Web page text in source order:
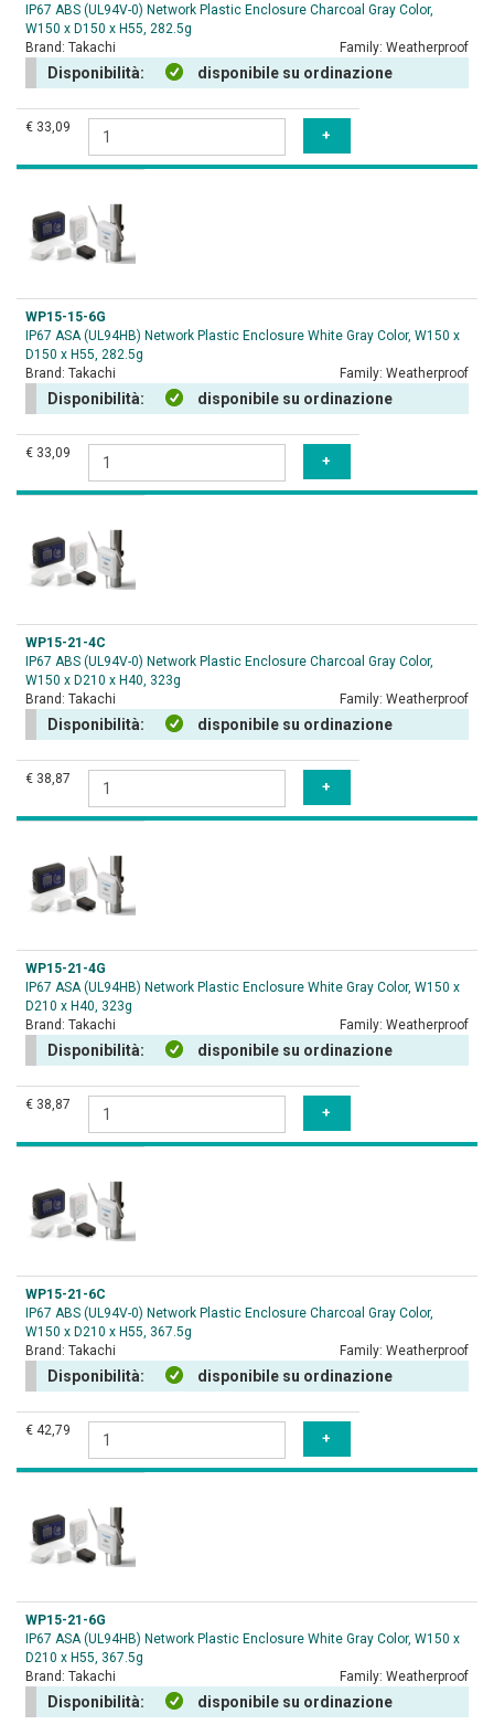
IP67 ABS (UL94V-0) Network Plastic Enclosure Charcoal Gray Color,
W150 x D150 x H55, 282.5g
Brand: Takachi Family: Weatherproof
Disponibilità: disponibile su ordinazione
€ 33,09
WP15-15-6G
IP67 ASA (UL94HB) Network Plastic Enclosure White Gray Color, W150 x
D150 x H55, 282.5g
Brand: Takachi Family: Weatherproof
Disponibilità: disponibile su ordinazione
€ 33,09
WP15-21-4C
IP67 ABS (UL94V-0) Network Plastic Enclosure Charcoal Gray Color,
W150 x D210 x H40, 323g
Brand: Takachi Family: Weatherproof
Disponibilità: disponibile su ordinazione
€ 38,87
WP15-21-4G
IP67 ASA (UL94HB) Network Plastic Enclosure White Gray Color, W150 x
D210 x H40, 323g
Brand: Takachi Family: Weatherproof
Disponibilità: disponibile su ordinazione
€ 38,87
WP15-21-6C
IP67 ABS (UL94V-0) Network Plastic Enclosure Charcoal Gray Color,
W150 x D210 x H55, 367.5g
Brand: Takachi Family: Weatherproof
Disponibilità: disponibile su ordinazione
€ 42,79
WP15-21-6G
IP67 ASA (UL94HB) Network Plastic Enclosure White Gray Color, W150 x
D210 x H55, 367.5g
Brand: Takachi Family: Weatherproof
Disponibilità: disponibile su ordinazione